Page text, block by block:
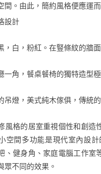
間。由此，簡約風格便應運
設計
，白，粉紅。在豎條紋的牆
一角，餐桌餐椅的獨特造型
吊燈，美式純木傢俱，傳統
風格的居室重視個性和創造
空間多功能是現代室內設
、健身角、家庭電腦工作室
眾不同的效果。